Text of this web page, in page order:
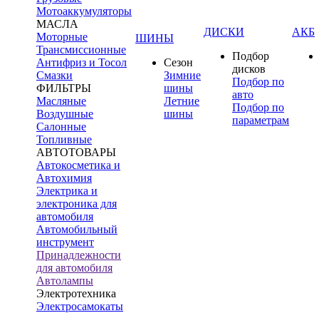
Мотоаккумуляторы
МАСЛА
Моторные
Трансмиссионные
Антифриз и Тосол
Смазки
ФИЛЬТРЫ
Масляные
Воздушные
Салонные
Топливные
АВТОТОВАРЫ
Автокосметика и
Автохимия
Электрика и
электроника для
автомобиля
Автомобильный
инструмент
Принадлежности
для автомобиля
Автолампы
Электротехника
Электросамокаты
ШИНЫ
Сезон
Зимние
шины
Летние
шины
ДИСКИ
Подбор
дисков
Подбор по
авто
Подбор по
параметрам
АКБ